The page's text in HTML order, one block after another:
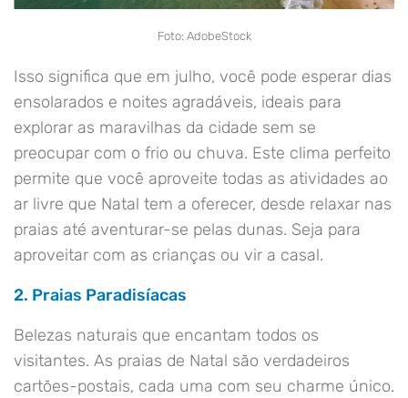
Foto: AdobeStock
Isso significa que em julho, você pode esperar dias
ensolarados e noites agradáveis, ideais para
explorar as maravilhas da cidade sem se
preocupar com o frio ou chuva. Este clima perfeito
permite que você aproveite todas as atividades ao
ar livre que Natal tem a oferecer, desde relaxar nas
praias até aventurar-se pelas dunas. Seja para
aproveitar com as crianças ou vir a casal.
2. Praias Paradisíacas
Belezas naturais que encantam todos os
visitantes. As praias de Natal são verdadeiros
cartões-postais, cada uma com seu charme único.